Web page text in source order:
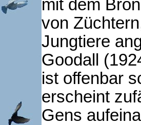
mit dem
von
Jungtiere
Goodall
ist offenbar
erscheint
Gens